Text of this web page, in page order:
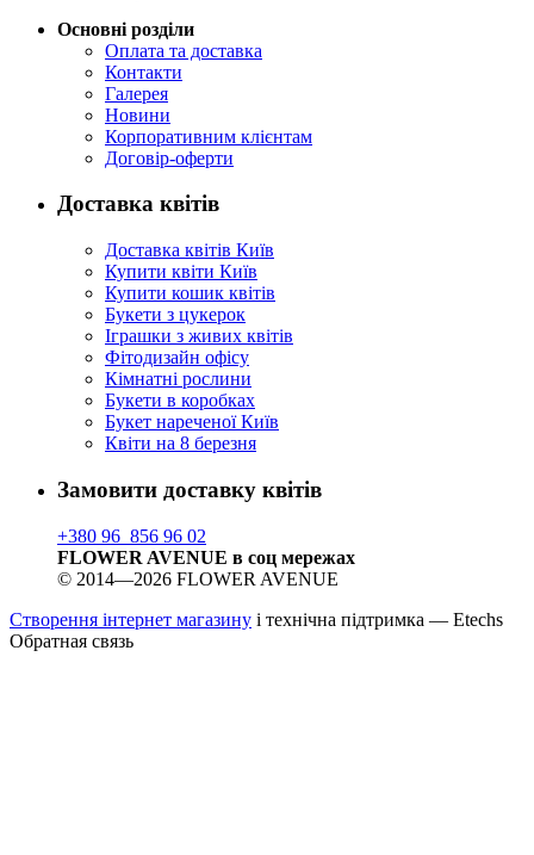
Основні розділи
Оплата та доставка
Контакти
Галерея
Новини
Корпоративним клієнтам
Договір-оферти
Доставка квітів
Доставка квітів Київ
Купити квіти Київ
Купити кошик квітів
Букети з цукерок
Іграшки з живих квітів
Фітодизайн офісу
Кімнатні рослини
Букети в коробках
Букет нареченої Київ
Квіти на 8 березня
Замовити доставку квітів
+380 96 856 96 02
FLOWER AVENUE в соц мережах
© 2014—2026 FLOWER AVENUE
Створення інтернет магазину і технічна підтримка — Etechs
Обратная связь